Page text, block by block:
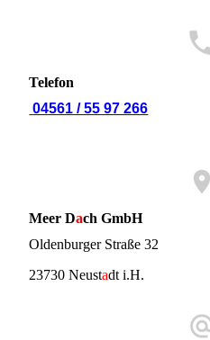
Telefon
04561 / 55 97 266
Meer Dach GmbH
Oldenburger Straße 32
23730 Neustadt i.H.